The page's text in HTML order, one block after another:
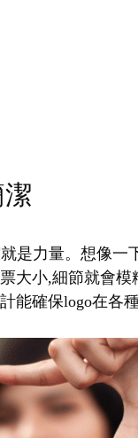
是力量。想像一
大小,細節就會模
能確保logo在各